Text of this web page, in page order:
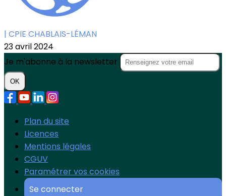
| CPIE CHABLAIS-LÉMAN
23 avril 2024
Je m'abonne à la newsletter
OK
Plan du site
Licences
Mentions légales
CGUV
Paramétrer vos cookies
Se connecter